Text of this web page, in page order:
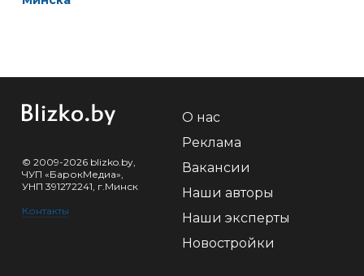
© 2009-2026 blizko.by,
ЧУП «БарокМедиа»,
УНП 391272241, г.Минск
Контакты
О нас
Реклама
Вакансии
Наши авторы
Наши эксперты
Новостройки